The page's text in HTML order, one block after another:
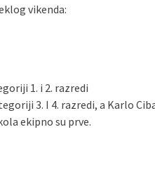
vikenda:
1. i 2. razredi
3. I 4. razredi, a Karlo
ekipno su prve.